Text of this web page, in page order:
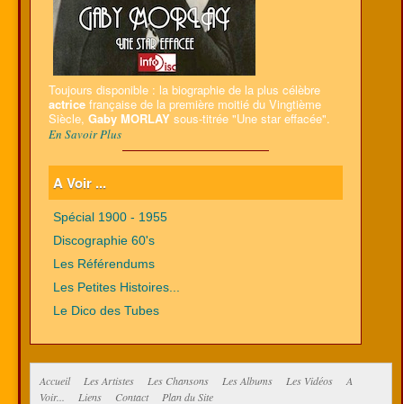
Toujours disponible : la biographie de la plus célèbre
actrice française de la première moitié du Vingtième
Siècle, Gaby MORLAY sous-titrée "Une star effacée".
En Savoir Plus
A Voir ...
Spécial 1900 - 1955
Discographie 60's
Les Référendums
Les Petites Histoires...
Le Dico des Tubes
Accueil Les Artistes Les Chansons Les Albums Les Vidéos
A
Voir...
Liens Contact Plan du Site